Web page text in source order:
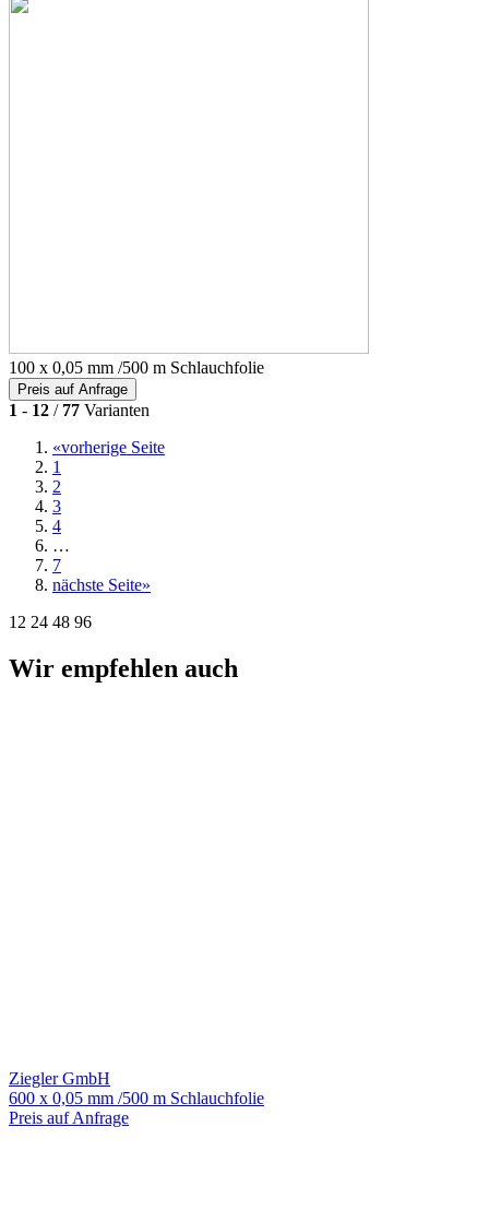
100 x 0,05 mm /500 m Schlauchfolie
Preis auf Anfrage
1 - 12 / 77 Varianten
«vorherige Seite
1
2
3
4
…
7
nächste Seite»
12 24 48 96
Wir empfehlen auch
Ziegler GmbH
600 x 0,05 mm /500 m Schlauchfolie
Preis auf Anfrage